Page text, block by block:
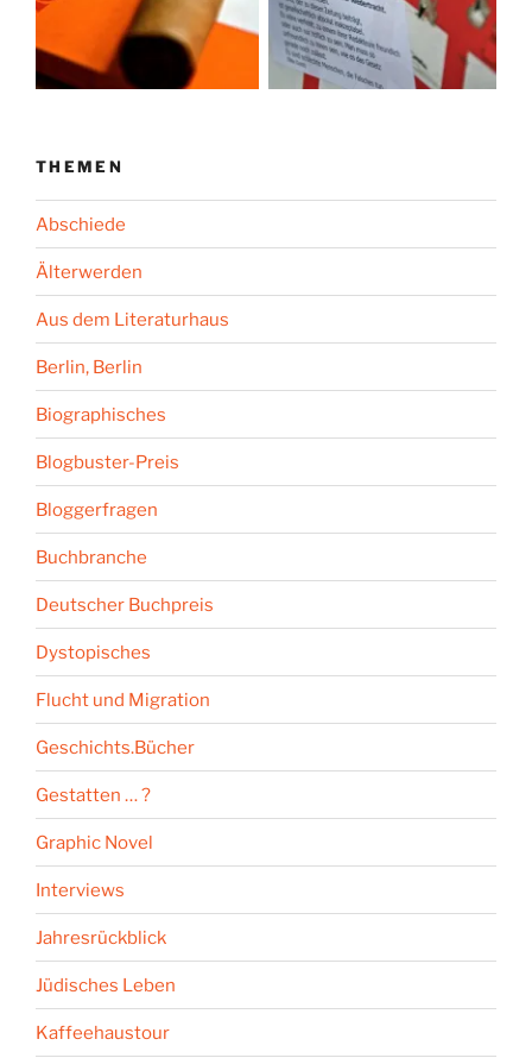
THEMEN
Abschiede
Älterwerden
Aus dem Literaturhaus
Berlin, Berlin
Biographisches
Blogbuster-Preis
Bloggerfragen
Buchbranche
Deutscher Buchpreis
Dystopisches
Flucht und Migration
Geschichts.Bücher
Gestatten … ?
Graphic Novel
Interviews
Jahresrückblick
Jüdisches Leben
Kaffeehaustour